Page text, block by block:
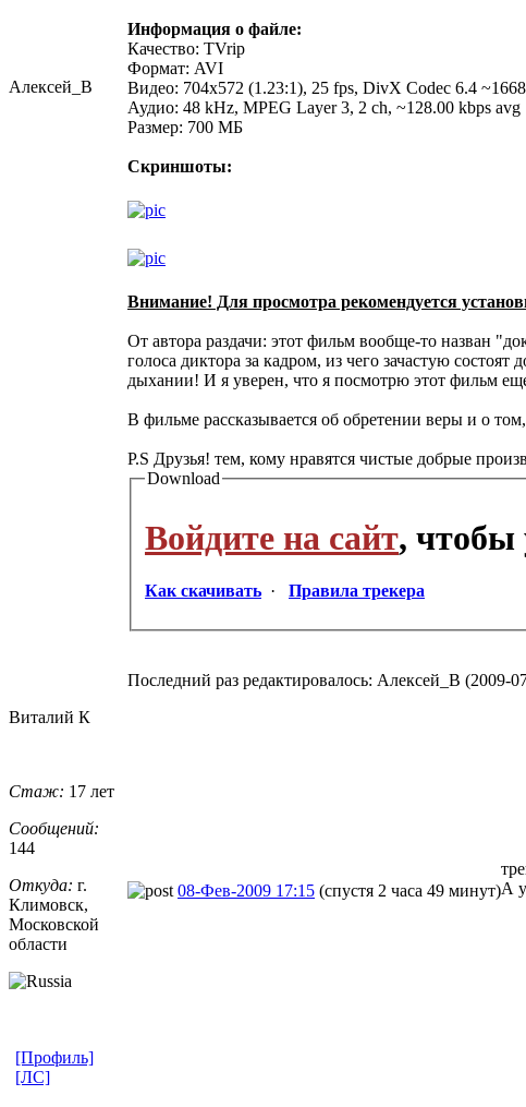
Алексей_В
Информация о файле:
Качество: TVrip
Формат: AVI
Видео: 704x572 (1.23:1), 25 fps, DivX Codec 6.4
Аудио: 48 kHz, MPEG Layer 3, 2 ch, ~128.00 kbps avg
Размер: 700 MБ
Скриншоты:
Внимание! Для просмотра рекомендуется
От автора раздачи: этот фильм вообще-то назван
голоса диктора за кадром, из чего зачастую
дыхании! И я уверен, что я посмотрю этот фильм
В фильме рассказывается об обретении веры и о
P.S Друзья! тем, кому нравятся чистые добрые
Download
Войдите на сайт, чтобы
Как скачивать · Правила трекера
Последний раз редактировалось: Алексей_В (2009-
Виталий К
Стаж: 17 лет
Сообщений:
144
Откуда: г.
Климовск,
Московской
области
08-Фев-2009 17:15 (спустя 2 часа 49 минут)А
[Профиль]
[ЛС]